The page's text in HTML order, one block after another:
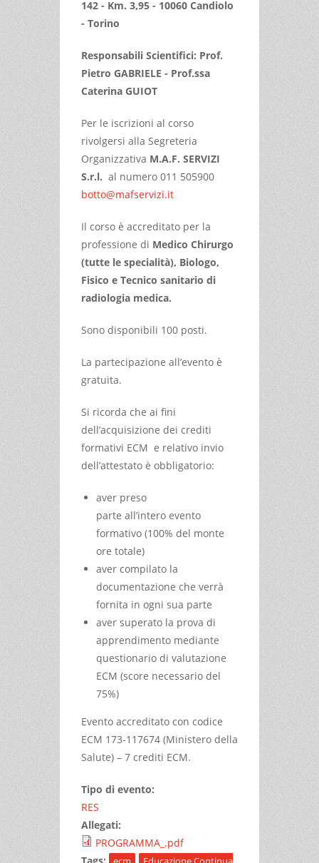
142 - Km. 3,95 - 10060 Candiolo
- Torino
Responsabili Scientifici: Prof.
Pietro GABRIELE - Prof.ssa
Caterina GUIOT
Per le iscrizioni al corso
rivolgersi alla Segreteria
Organizzativa M.A.F. SERVIZI
S.r.l. al numero 011 505900
botto@mafservizi.it
Il corso è accreditato per la
professione di Medico Chirurgo
(tutte le specialità), Biologo,
Fisico e Tecnico sanitario di
radiologia medica.
Sono disponibili 100 posti.
La partecipazione all’evento è
gratuita.
Si ricorda che ai fini
dell’acquisizione dei crediti
formativi ECM e relativo invio
dell’attestato è obbligatorio:
aver preso
parte all’intero evento
formativo (100% del monte
ore totale)
aver compilato la
documentazione che verrà
fornita in ogni sua parte
aver superato la prova di
apprendimento mediante
questionario di valutazione
ECM (score necessario del
75%)
Evento accreditato con codice
ECM 173-117674 (Ministero della
Salute) – 7 crediti ECM.
Tipo di evento:
RES
Allegati:
PROGRAMMA_.pdf
Tags: